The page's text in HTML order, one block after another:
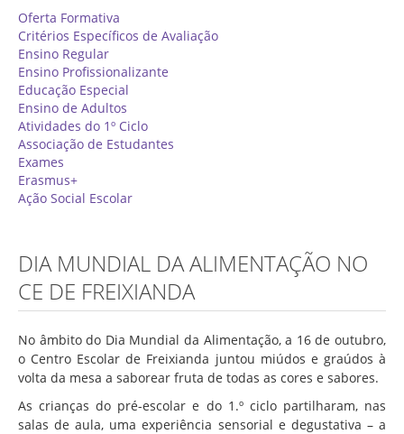
Critérios Específicos de Avaliação
Ensino Profissionalizante
Horários
Educação Especial
Ensino de Adultos
Atividades do 1º Ciclo
Clubes & Projetos
Associação de Estudantes
Erasmus+
Manuais Escolares
Horários
Serviços
Oferta Formativa
Critérios Específicos de Avaliação
Ensino Regular
Ensino Profissionalizante
Educação Especial
Ensino de Adultos
Atividades do 1º Ciclo
Associação de Estudantes
Exames
Erasmus+
Ação Social Escolar
DIA MUNDIAL DA ALIMENTAÇÃO NO
CE DE FREIXIANDA
No âmbito do Dia Mundial da Alimentação, a 16 de outubro,
o Centro Escolar de Freixianda juntou miúdos e graúdos à
volta da mesa a saborear fruta de todas as cores e sabores.
As crianças do pré-escolar e do 1.º ciclo partilharam, nas
salas de aula, uma experiência sensorial e degustativa – a